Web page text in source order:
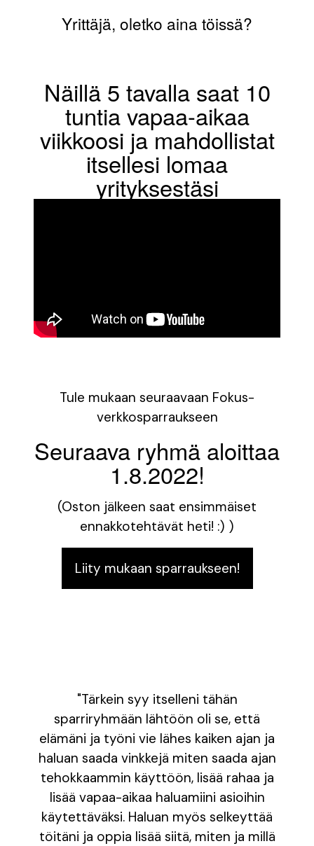
Yrittäjä, oletko aina töissä?
Näillä 5 tavalla saat 10
tuntia vapaa-aikaa
viikkoosi ja mahdollistat
itsellesi lomaa
yrityksestäsi
Tule mukaan seuraavaan Fokus-
verkkosparraukseen
Seuraava ryhmä aloittaa
1.8.2022!
(Oston jälkeen saat ensimmäiset
ennakkotehtävät heti! :) )
Liity mukaan sparraukseen!
"Tärkein syy itselleni tähän
sparriryhmään lähtöön oli se, että
elämäni ja työni vie lähes kaiken ajan ja
haluan saada vinkkejä miten saada ajan
tehokkaammin käyttöön, lisää rahaa ja
lisää vapaa-aikaa haluamiini asioihin
käytettäväksi. Haluan myös selkeyttää
töitäni ja oppia lisää siitä, miten ja millä